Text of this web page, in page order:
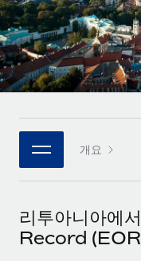
플랫폼
팀을 위한 통합된
연결 새로운
통합
핵심 비즈니스 도
전문가 상담
글로벌 인사 및 규정
엔터프라이즈
대기업을 위한 글
REMOTE 파트너 되기
플랫폼에 글로벌
Remote와의 파트
Remote Build
통합 및 AI 자동화 컨
HR 용어집
체크리스트 및 템플릿
직무 설명 라이브러리
이벤트
급여 및 인재 인사이트
인사이트 센터
Italiano
Português (Portugal)
한국어
개요
리투아니아에
Record